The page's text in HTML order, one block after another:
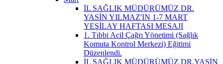
İL SAĞLIK MÜDÜRÜMÜZ DR.
YASİN YILMAZ'IN 1-7 MART
YEŞİLAY HAFTASI MESAJI
1. Tıbbi Acil Çağrı Yönetimi (Sağlık
Komuta Kontrol Merkezi) Eğitimi
Düzenlendi.
İL SAĞLIK MÜDÜRÜMÜZ DR.YASİN